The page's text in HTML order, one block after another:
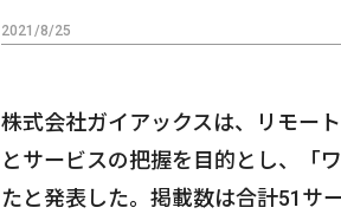
2021/8/25
株式会社ガイアックスは、リモー
とサービスの把握を目的とし、「
たと発表した。掲載数は合計51サー